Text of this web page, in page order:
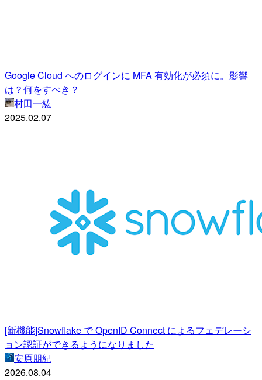
Google Cloud へのログインに MFA 有効化が必須に。影響
は？何をすべき？
村田一紘
2025.02.07
[新機能]Snowflake で OpenID Connect によるフェデレーシ
ョン認証ができるようになりました
安原朋紀
2026.08.04